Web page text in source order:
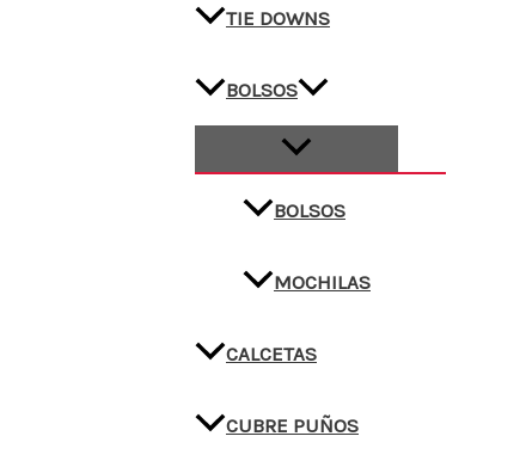
TIE DOWNS
BOLSOS
BOLSOS
MOCHILAS
CALCETAS
CUBRE PUÑOS